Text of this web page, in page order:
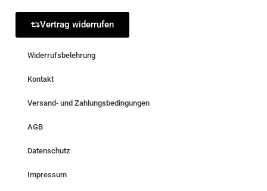
Vertrag widerrufen
Widerrufsbelehrung
Kontakt
Versand- und Zahlungsbedingungen
AGB
Datenschutz
Impressum